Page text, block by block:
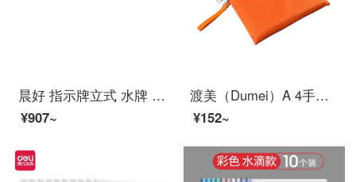
晨好 指示牌立式 水牌 告示牌广告牌 伸缩 360度旋转 A4 金色
¥907~
渡美（Dumei）A 4手提げ書類袋オフィスビジネス収納袋牛津布ファスナー資料袋厚手袋引辺袋防水耐摩耗性633オレンジ色
¥152~